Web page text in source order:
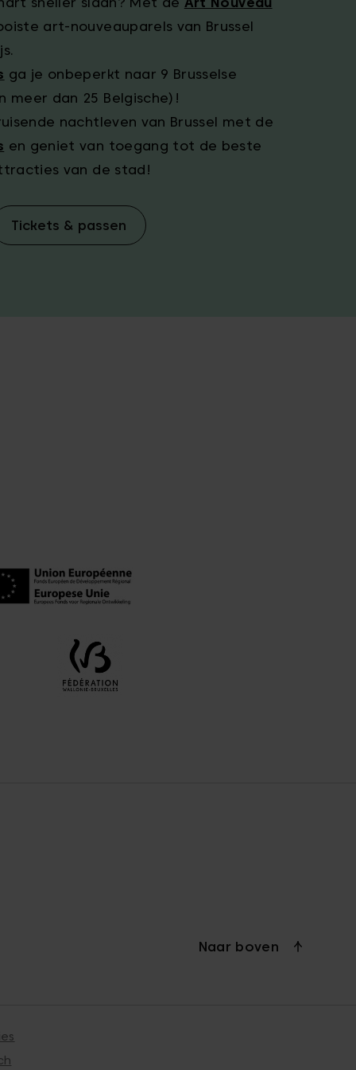
art-nouveauparels van Brussel
ga je onbeperkt naar 9 Brusselse
meer dan 25 Belgische)!
nachtleven van Brussel met de
en geniet van toegang tot de beste
van de stad!
Tickets & passen
Naar boven